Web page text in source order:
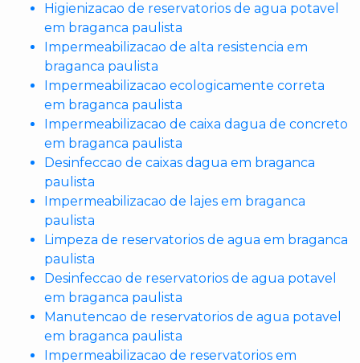
Higienizacao de reservatorios de agua potavel
em braganca paulista
Impermeabilizacao de alta resistencia em
braganca paulista
Impermeabilizacao ecologicamente correta
em braganca paulista
Impermeabilizacao de caixa dagua de concreto
em braganca paulista
Desinfeccao de caixas dagua em braganca
paulista
Impermeabilizacao de lajes em braganca
paulista
Limpeza de reservatorios de agua em braganca
paulista
Desinfeccao de reservatorios de agua potavel
em braganca paulista
Manutencao de reservatorios de agua potavel
em braganca paulista
Impermeabilizacao de reservatorios em